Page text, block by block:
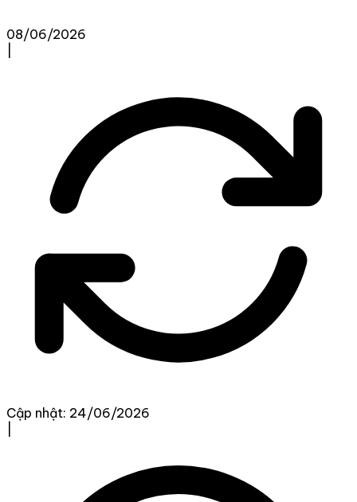
08/06/2026
Cập nhật: 24/06/2026